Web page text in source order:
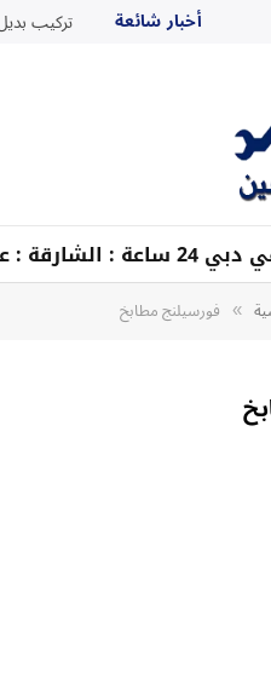
أخبار شائعة تركيب بديل
القيوين :0528959204
» فورسيلنج مطابخ